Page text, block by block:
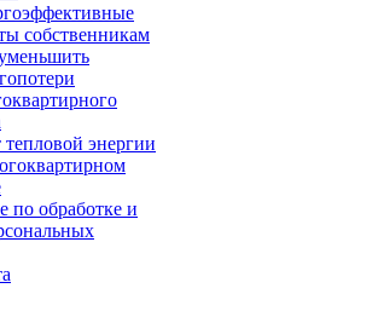
собственникам
тепловой энергии
по обработке и